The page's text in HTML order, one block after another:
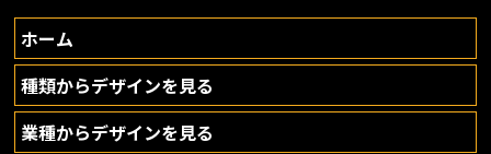
ホーム
種類からデザインを見る
業種からデザインを見る